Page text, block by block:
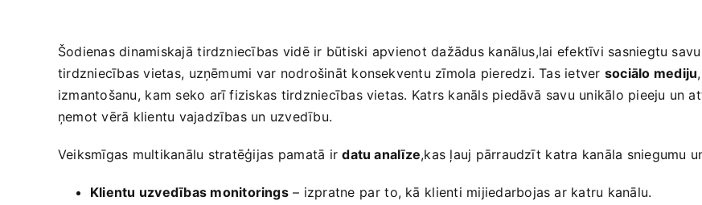
Šodienas dinamiskajā ⁣tirdzniecības⁣ vidē ir​ būtiski⁢ apvienot dažādus kanālus,lai efektīvi sasniegtu
tirdzniecības vietas,⁣ uzņēmumi var nodrošināt konsekventu zīmola pieredzi. Tas ‌ietver sociālo mediju,
izmantošanu,⁢ kam seko arī fiziskas ‌tirdzniecības vietas. Katrs kanāls ‌piedāvā savu unikālo‍ pieeju ‌un
ņemot vērā klientu vajadzības un uzvedību. ‍
Veiksmīgas multikanālu⁤ stratēģijas ⁤pamatā irdatu analīze,kas ļauj pārraudzīt ⁣katra kanāla‌ sniegumu
Klientu uzvedības monitorings– ​izpratne ⁢par⁢ to, kā⁢ klienti mijiedarbojas ar katru kanālu.